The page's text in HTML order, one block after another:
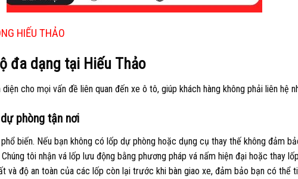
HIẾU THẢO
đa dạng tại Hiếu Thảo
cho mọi vấn đề liên quan đến xe ô tô, giúp khách hàng không phải liên hệ
phòng tận nơi
biến. Nếu bạn không có lốp dự phòng hoặc dụng cụ thay thế không đảm
tôi nhận vá lốp lưu động bằng phương pháp vá nấm hiện đại hoặc thay
và độ an toàn của các lốp còn lại trước khi bàn giao xe, đảm bảo bạn có thể